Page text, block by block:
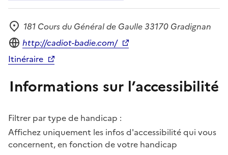
Adresse
181 Cours du Général de Gaulle 33170 Gradignan
Site internet
http://cadiot-badie.com/
Itinéraire
Informations sur l’accessibilité
Filtrer par type de handicap :
Affichez uniquement les infos d'accessibilité qui vous
concernent, en fonction de votre handicap